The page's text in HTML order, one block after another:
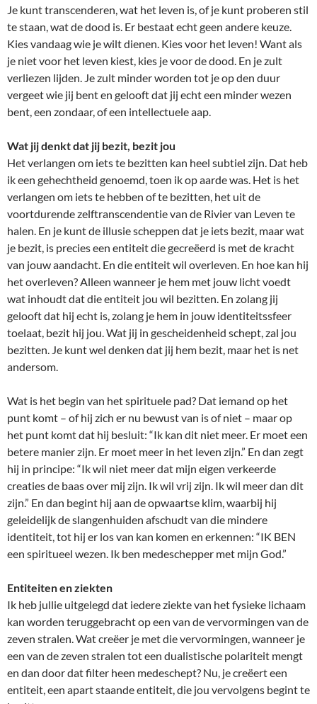
Je kunt transcenderen, wat het leven is, of je kunt proberen stil
te staan, wat de dood is. Er bestaat echt geen andere keuze.
Kies vandaag wie je wilt dienen. Kies voor het leven! Want als
je niet voor het leven kiest, kies je voor de dood. En je zult
verliezen lijden. Je zult minder worden tot je op den duur
vergeet wie jij bent en gelooft dat jij echt een minder wezen
bent, een zondaar, of een intellectuele aap.
Wat jij denkt dat jij bezit, bezit jou
Het verlangen om iets te bezitten kan heel subtiel zijn. Dat heb
ik een gehechtheid genoemd, toen ik op aarde was. Het is het
verlangen om iets te hebben of te bezitten, het uit de
voortdurende zelftranscendentie van de Rivier van Leven te
halen. En je kunt de illusie scheppen dat je iets bezit, maar wat
je bezit, is precies een entiteit die gecreëerd is met de kracht
van jouw aandacht. En die entiteit wil overleven. En hoe kan hij
het overleven? Alleen wanneer je hem met jouw licht voedt
wat inhoudt dat die entiteit jou wil bezitten. En zolang jij
gelooft dat hij echt is, zolang je hem in jouw identiteitssfeer
toelaat, bezit hij jou. Wat jij in gescheidenheid schept, zal jou
bezitten. Je kunt wel denken dat jij hem bezit, maar het is net
andersom.
Wat is het begin van het spirituele pad? Dat iemand op het
punt komt – of hij zich er nu bewust van is of niet – maar op
het punt komt dat hij besluit: “Ik kan dit niet meer. Er moet een
betere manier zijn. Er moet meer in het leven zijn.” En dan zegt
hij in principe: “Ik wil niet meer dat mijn eigen verkeerde
creaties de baas over mij zijn. Ik wil vrij zijn. Ik wil meer dan dit
zijn.” En dan begint hij aan de opwaartse klim, waarbij hij
geleidelijk de slangenhuiden afschudt van die mindere
identiteit, tot hij er los van kan komen en erkennen: “IK BEN
een spiritueel wezen. Ik ben medeschepper met mijn God.”
Entiteiten en ziekten
Ik heb jullie uitgelegd dat iedere ziekte van het fysieke lichaam
kan worden teruggebracht op een van de vervormingen van de
zeven stralen. Wat creëer je met die vervormingen, wanneer je
een van de zeven stralen tot een dualistische polariteit mengt
en dan door dat filter heen medeschept? Nu, je creëert een
entiteit, een apart staande entiteit, die jou vervolgens begint te